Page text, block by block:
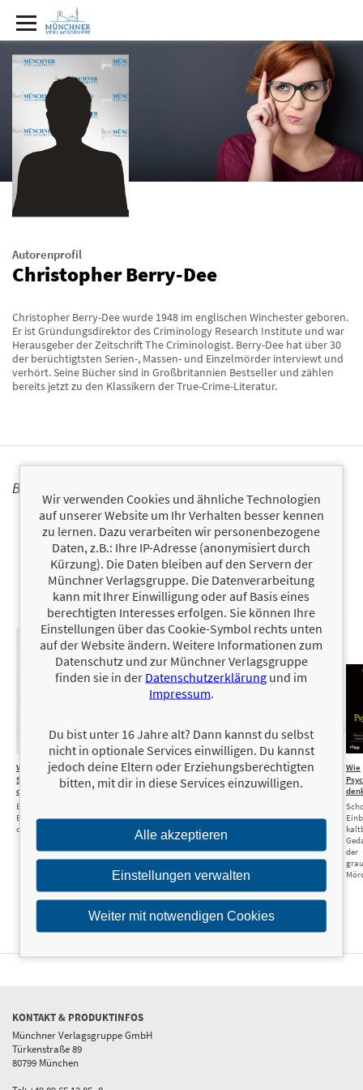
Autorenprofil
Christopher Berry-Dee
Christopher Berry-Dee wurde 1948 im englischen Winchester geboren.
Er ist Gründungsdirektor des Criminology Research Institute und war
Herausgeber der Zeitschrift The Criminologist. Berry-Dee hat über 30
der berüchtigtsten Serien-, Massen- und Einzelmörder interviewt und
verhört. Seine Bücher sind in Großbritannien Bestseller und zählen
bereits jetzt zu den Klassikern der True-Crime-Literatur.
BÜCHER
22,00 €
Wie
Serienmörderinnen
denken
Ein schockierender
Blick in die Abgründe
des Bösen
22,00 €
Wie
Psychopathen denken
Abgründe der
menschlichen Seele
24,99 €
Wie
Serienmörder
denken
die Abgründe des Bösen
Wie
der
KONTAKT & PRODUKTINFOS
Münchner Verlagsgruppe GmbH
Türkenstraße 89
80799 München
Wir verwenden Cookies und ähnliche Technologien
auf unserer Website um Ihr Verhalten besser kennen
zu lernen. Dazu verarbeiten wir personenbezogene
Daten, z.B.: Ihre IP-Adresse (anonymisiert durch
Kürzung). Die Daten bleiben auf den Servern der
Münchner Verlagsgruppe. Die Datenverarbeitung
kann mit Ihrer Einwilligung oder auf Basis eines
berechtigten Interesses erfolgen. Sie können Ihre
Einstellungen über das Cookie-Symbol rechts unten
auf der Website ändern. Weitere Informationen zum
Datenschutz und zur Münchner Verlagsgruppe
finden sie in der Datenschutzerklärung und im
Impressum.
Du bist unter 16 Jahre alt? Dann kannst du selbst
nicht in optionale Services einwilligen. Du kannst
jedoch deine Eltern oder Erziehungsberechtigten
bitten, mit dir in diese Services einzuwilligen.
Alle akzeptieren
Einstellungen verwalten
Weiter mit notwendigen Cookies